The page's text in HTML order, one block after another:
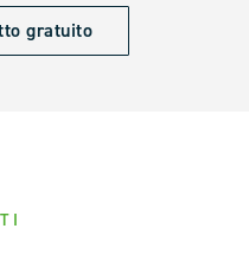
gratuito